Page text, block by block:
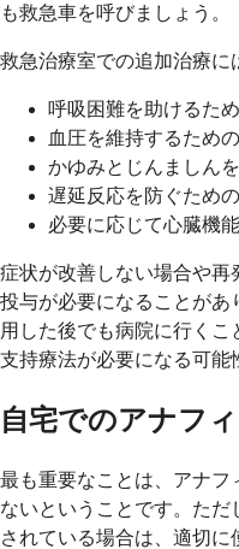
も救急車を呼びましょう。
救急治療室での追加治療に
呼吸困難を助けるた
血圧を維持するため
かゆみとじんましん
遅延反応を防ぐため
必要に応じて心臓機
症状が改善しない場合や再
投与が必要になることがあ
用した後でも病院に行く
支持療法が必要になる可能
自宅でのアナフ
最も重要なことは、アナフ
ないということです。た
されている場合は、適切に